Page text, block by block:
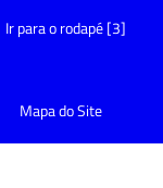
Ir para o rodapé [3]
Mapa do Site